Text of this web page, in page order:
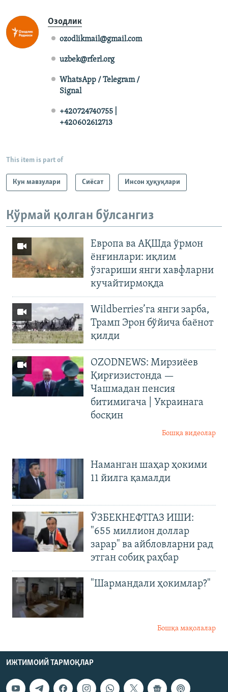
Озодлик
ozodlikmail@gmail.com
uzbek@rferl.org
WhatsApp / Telegram /
Signal
+420724740755 |
+420602612713
This item is part of
Кун мавзулари Сиёсат Инсон ҳуқуқлари
Кўрмай қолган бўлсангиз
Европа ва АҚШда ўрмон
ёнғинлари: иқлим
ўзгариши янги хавфларни
кучайтирмоқда
Wildberries’га янги зарба,
Трамп Эрон бўйича баёнот
қилди
OZODNEWS: Мирзиёев
Қирғизистонда —
Чашмадан пенсия
битимигача | Украинага
босқин
Бошқа видеолар
Наманган шаҳар ҳокими
11 йилга қамалди
ЎЗБЕКНЕФТГАЗ ИШИ:
"655 миллион доллар
зарар" ва айбловларни рад
этган собиқ раҳбар
"Шармандали ҳокимлар?"
Бошқа мақолалар
ИЖТИМОИЙ ТАРМОҚЛАР